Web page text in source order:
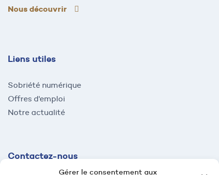
Gérer le consentement aux
Nous découvrir
Liens utiles
Sobriété numérique
Offres d'emploi
Notre actualité
Contactez-nous